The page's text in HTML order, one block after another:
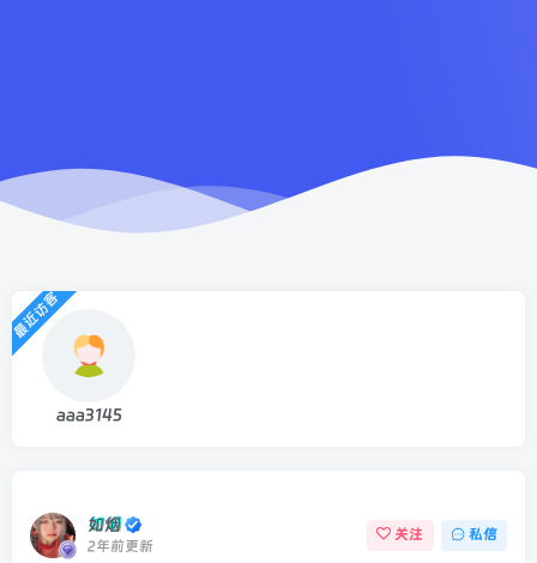
最近访客
aaa3145
如烟
2年前更新
关注 私信